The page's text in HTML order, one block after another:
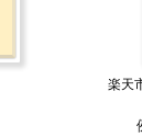
楽天